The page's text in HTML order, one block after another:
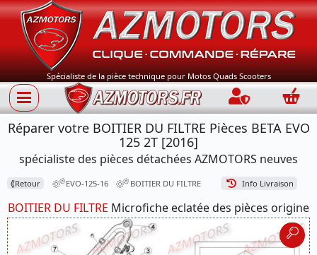
Spécialiste de la pièce technique pour Motos Quads Scooters
Connection
Réparer votre BOITIER DU FILTRE Pièces BETA EVO
125 2T [2016]
spécialiste des pièces détachées AZMOTORS neuves
⟪Retour EVO-125-16 BOITIER DU FILTRE Info Livraison
BOITIER DU FILTRE Microfiche eclatée des pièces origine